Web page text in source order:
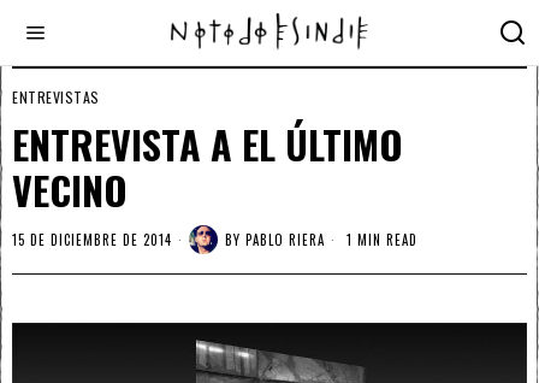
ENTREVISTAS
ENTREVISTA A EL ÚLTIMO
VECINO
15 DE DICIEMBRE DE 2014 BY PABLO RIERA 1 MIN READ